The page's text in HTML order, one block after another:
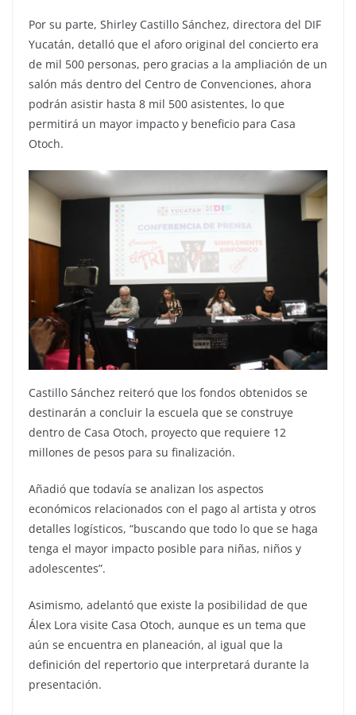
Por su parte, Shirley Castillo Sánchez, directora del DIF
Yucatán, detalló que el aforo original del concierto era
de mil 500 personas, pero gracias a la ampliación de un
salón más dentro del Centro de Convenciones, ahora
podrán asistir hasta 8 mil 500 asistentes, lo que
permitirá un mayor impacto y beneficio para Casa
Otoch.
Castillo Sánchez reiteró que los fondos obtenidos se
destinarán a concluir la escuela que se construye
dentro de Casa Otoch, proyecto que requiere 12
millones de pesos para su finalización.
Añadió que todavía se analizan los aspectos
económicos relacionados con el pago al artista y otros
detalles logísticos, “buscando que todo lo que se haga
tenga el mayor impacto posible para niñas, niños y
adolescentes”.
Asimismo, adelantó que existe la posibilidad de que
Álex Lora visite Casa Otoch, aunque es un tema que
aún se encuentra en planeación, al igual que la
definición del repertorio que interpretará durante la
presentación.